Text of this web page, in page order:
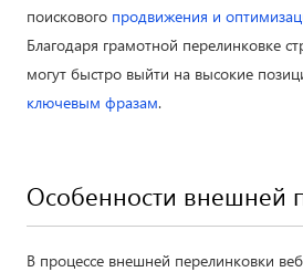
поискового продвижения и
Благодаря грамотной перелинковке
могут быстро выйти на высокие
ключевым фразам.
Особенности внешней
В процессе внешней перелинковки